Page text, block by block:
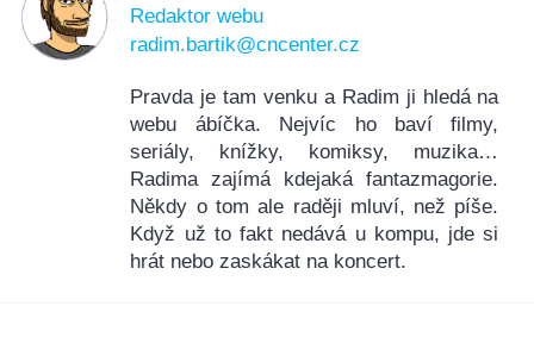
Redaktor webu
radim.bartik@cncenter.cz
Pravda je tam venku a Radim ji hledá na
webu ábíčka. Nejvíc ho baví filmy,
seriály, knížky, komiksy, muzika…
Radima zajímá kdejaká fantazmagorie.
Někdy o tom ale raději mluví, než píše.
Když už to fakt nedává u kompu, jde si
hrát nebo zaskákat na koncert.